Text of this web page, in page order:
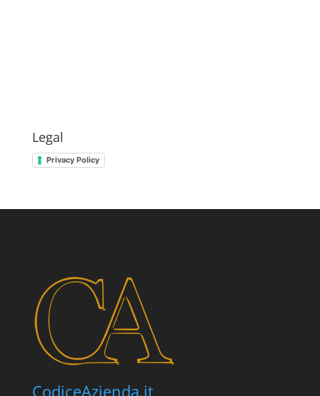
Legal
Privacy Policy
CodiceAzienda.it